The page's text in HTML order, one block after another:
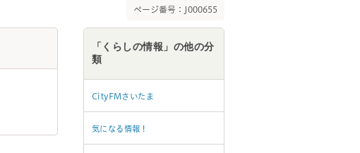
ページ番号：J000655
「くらしの情報」の他の分
類
CityFMさいたま
気になる情報！